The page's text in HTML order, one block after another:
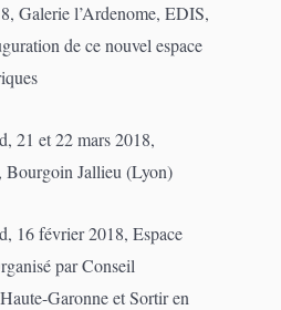
Galerie l’Ardenome, EDIS,
de ce nouvel espace
21 et 22 mars 2018,
Bourgoin Jallieu (Lyon)
16 février 2018, Espace
par Conseil
Garonne et Sortir en